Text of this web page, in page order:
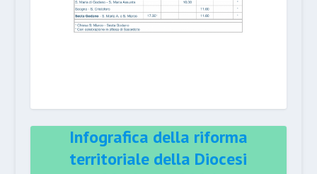
Infografica della riforma
territoriale della Diocesi